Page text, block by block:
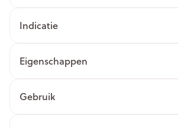
Indicatie
Eigenschappen
Gebruik